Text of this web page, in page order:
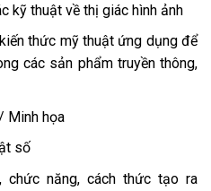
kỹ thuật về thị giác hình ảnh
thức mỹ thuật ứng dụng để
các sản phẩm truyền thông,
Minh họa
số
chức năng, cách thức tạo ra